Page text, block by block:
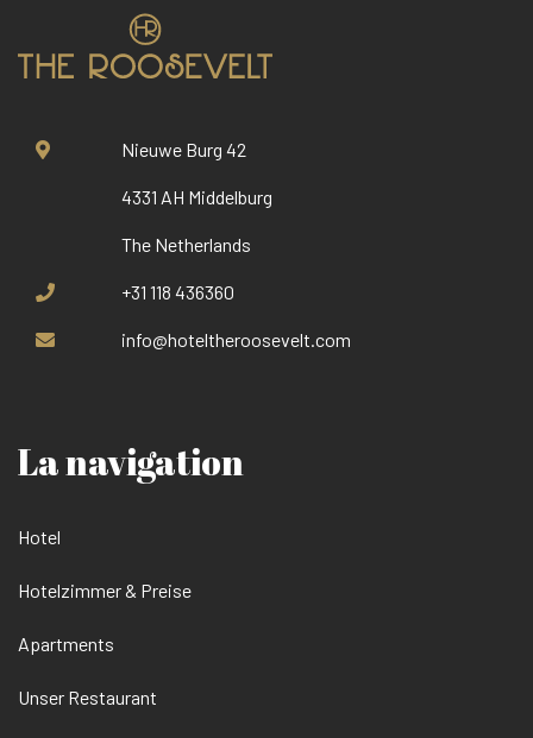
Nieuwe Burg 42
4331 AH Middelburg
The Netherlands
+31 118 436360
info@hoteltheroosevelt.com
La navigation
Hotel
Hotelzimmer & Preise
Apartments
Unser Restaurant